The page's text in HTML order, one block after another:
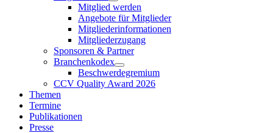
Mitglied werden
Angebote für Mitglieder
Mitgliederinformationen
Mitgliederzugang
Sponsoren & Partner
Branchenkodex
Beschwerdegremium
CCV Quality Award 2026
Themen
Termine
Publikationen
Presse